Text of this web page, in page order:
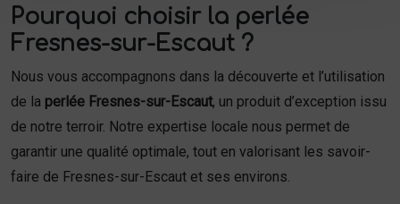
Pourquoi choisir la perlée
Fresnes-sur-Escaut ?
Nous vous accompagnons dans la découverte et l’utilisation
de la perlée Fresnes-sur-Escaut, un produit d’exception issu
de notre terroir. Notre expertise locale nous permet de
garantir une qualité optimale, tout en valorisant les savoir-
faire de Fresnes-sur-Escaut et ses environs.